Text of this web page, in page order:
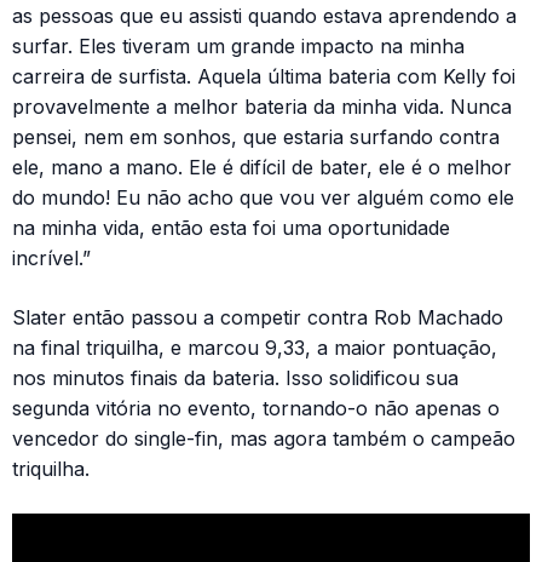
as pessoas que eu assisti quando estava aprendendo a
surfar. Eles tiveram um grande impacto na minha
carreira de surfista. Aquela última bateria com Kelly foi
provavelmente a melhor bateria da minha vida. Nunca
pensei, nem em sonhos, que estaria surfando contra
ele, mano a mano. Ele é difícil de bater, ele é o melhor
do mundo! Eu não acho que vou ver alguém como ele
na minha vida, então esta foi uma oportunidade
incrível.”
Slater então passou a competir contra Rob Machado
na final triquilha, e marcou 9,33, a maior pontuação,
nos minutos finais da bateria. Isso solidificou sua
segunda vitória no evento, tornando-o não apenas o
vencedor do single-fin, mas agora também o campeão
triquilha.